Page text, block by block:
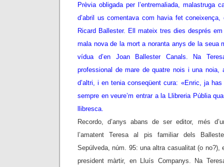
Prèvia obligada per l’entremaliada, malastruga
d’abril us comentava com havia fet coneixença,
Ricard Ballester. Ell mateix tres dies després
mala nova de la mort a noranta anys de la seua
vídua d’en Joan Ballester Canals. Na
professional de mare de quatre nois i una
d’altri, i en tenia conseqüent cura: «Enric, ja
sempre en veure’m entrar a la Llibreria Públia
llibresca.
Recordo, d’anys abans de ser editor, més
l’amatent Teresa al pis familiar dels
Sepúlveda, núm. 95: una altra casualitat (o no?),
president màrtir, en Lluís Companys. Na